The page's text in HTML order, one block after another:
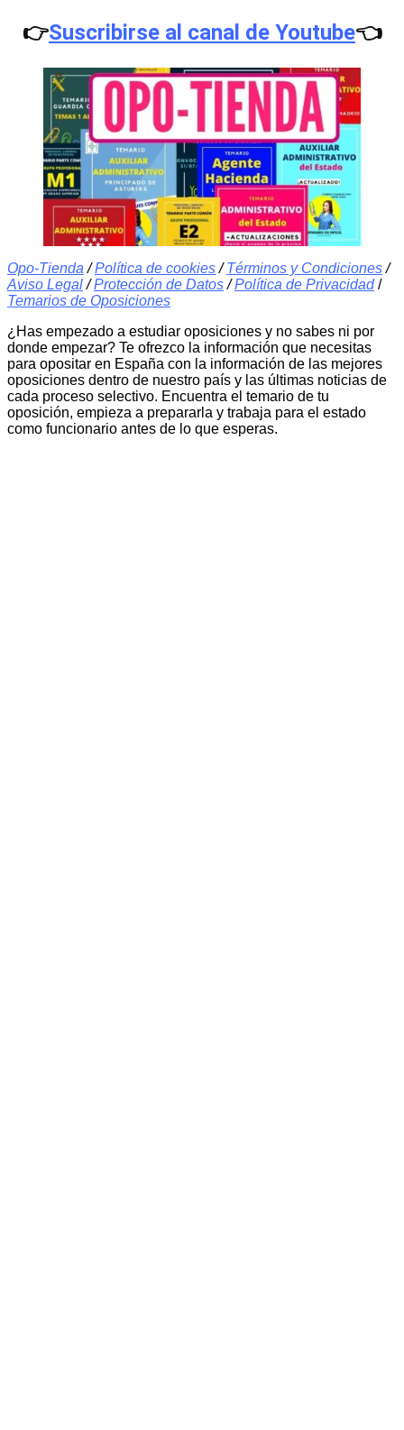
👉Suscribirse al canal de Youtube👈
Opo-Tienda /Política de cookies/Términos y Condiciones/
Aviso Legal/Protección de Datos/Política de Privacidad /
Temarios de Oposiciones
¿Has empezado a estudiar oposiciones y no sabes ni por
donde empezar? Te ofrezco la información que necesitas
para opositar en España con la información de las mejores
oposiciones dentro de nuestro país y las últimas noticias de
cada proceso selectivo. Encuentra el temario de tu
oposición, empieza a prepararla y trabaja para el estado
como funcionario antes de lo que esperas.